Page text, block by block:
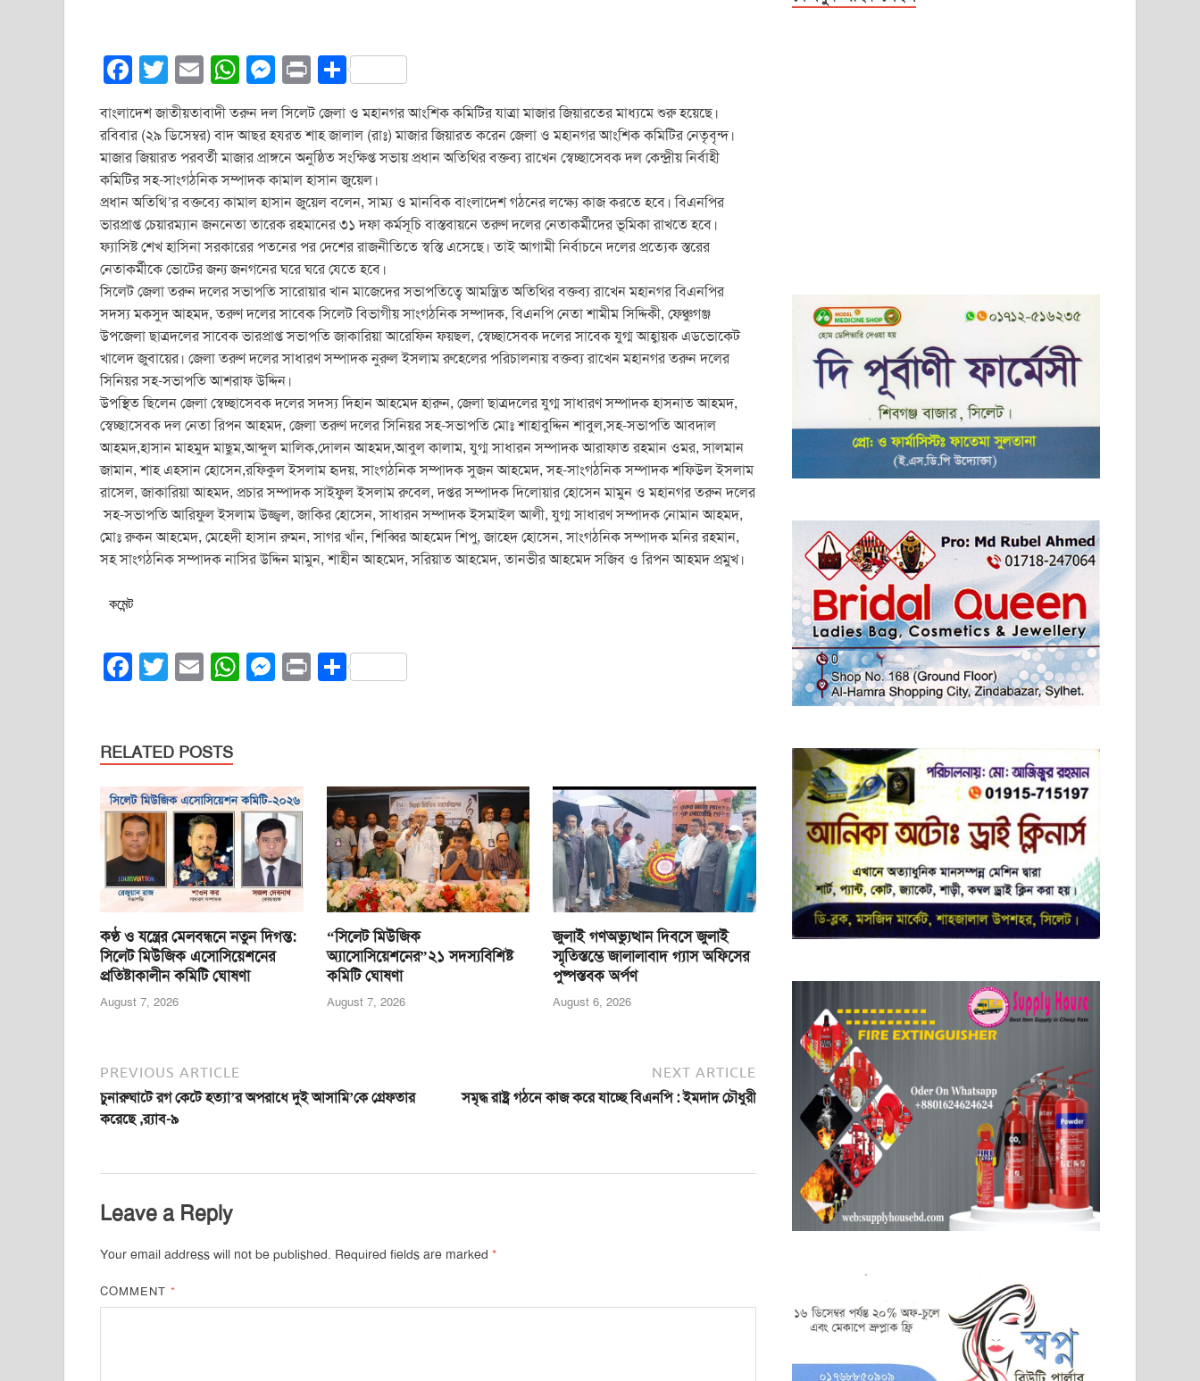
F
c
e
b
o
o
k
T
wi
tt
er
E
m
ail
W
at
s
A
p
p
M
e
ss
e
n
g
er
Pr
in
t
S
ar
e
বাংলাদেশ জাতীয়তাবাদী তরুন দল সিলেট জেলা ও মহানগর আংশিক কমিটির যাত্রা মাজার জিয়ারতের মাধ্যমে শুরু হয়েছে।
রবিবার (২৯ ডিসেম্বর) বাদ আছর হযরত শাহ জালাল (রাঃ) মাজার জিয়ারত করেন জেলা ও মহানগর আংশিক কমিটির নেতৃবৃন্দ।
মাজার জিয়ারত পরবর্তী মাজার প্রাঙ্গনে অনুষ্ঠিত সংক্ষিপ্ত সভায় প্রধান অতিথির বক্তব্য রাখেন স্বেচ্ছাসেবক দল কেন্দ্রীয় নির্বাহী
কমিটির সহ-সাংগঠনিক সম্পাদক কামাল হাসান জুয়েল।
প্রধান অতিথি’র বক্তব্যে কামাল হাসান জুয়েল বলেন, সাম্য ও মানবিক বাংলাদেশ গঠনের লক্ষ্যে কাজ করতে হবে। বিএনপির
ভারপ্রাপ্ত চেয়ারম্যান জননেতা তারেক রহমানের ৩১ দফা কর্মসূচি বাস্তবায়নে তরুণ দলের নেতাকর্মীদের ভূমিকা রাখতে হবে।
ফ্যাসিষ্ট শেখ হাসিনা সরকারের পতনের পর দেশের রাজনীতিতে স্বস্তি এসেছে। তাই আগামী নির্বাচনে দলের প্রত্যেক স্তরের
নেতাকর্মীকে ভোটের জন্য জনগনের ঘরে ঘরে যেতে হবে।
সিলেট জেলা তরুন দলের সভাপতি সারোয়ার খান মাজেদের সভাপতিত্বে আমন্ত্রিত অতিথির বক্তব্য রাখেন মহানগর বিএনপির
সদস্য মকসুদ আহমদ, তরুণ দলের সাবেক সিলেট বিভাগীয় সাংগঠনিক সম্পাদক, বিএনপি নেতা শামীম সিদ্দিকী, ফেঞ্চুগঞ্জ
উপজেলা ছাত্রদলের সাবেক ভারপ্রাপ্ত সভাপতি জাকারিয়া আরেফিন ফয়ছল, স্বেচ্ছাসেবক দলের সাবেক যুগ্ম আহ্বায়ক এডভোকেট
খালেদ জুবায়ের। জেলা তরুণ দলের সাধারণ সম্পাদক নুরুল ইসলাম রুহেলের পরিচালনায় বক্তব্য রাখেন মহানগর তরুন দলের
সিনিয়র সহ-সভাপতি আশরাফ উদ্দিন।
উপস্থিত ছিলেন জেলা স্বেচ্ছাসেবক দলের সদস্য দিহান আহমেদ হারুন, জেলা ছাত্রদলের যুগ্ম সাধারণ সম্পাদক হাসনাত আহমদ,
স্বেচ্ছাসেবক দল নেতা রিপন আহমদ, জেলা তরুণ দলের সিনিয়র সহ-সভাপতি মোঃ শাহাবুদ্দিন শাবুল,সহ-সভাপতি আবদাল
আহমদ,হাসান মাহমুদ মাছুম,আব্দুল মালিক,দোলন আহমদ,আবুল কালাম, যুগ্ম সাধারন সম্পাদক আরাফাত রহমান ওমর, সালমান
জামান, শাহ এহসান হোসেন,রফিকুল ইসলাম হৃদয়, সাংগঠনিক সম্পাদক সুজন আহমেদ, সহ-সাংগঠনিক সম্পাদক শফিউল ইসলাম
রাসেল, জাকারিয়া আহমদ, প্রচার সম্পাদক সাইফুল ইসলাম রুবেল, দপ্তর সম্পাদক দিলোয়ার হোসেন মামুন ও মহানগর তরুন দলের
সহ-সভাপতি আরিফুল ইসলাম উজ্জ্বল, জাকির হোসেন, সাধারন সম্পাদক ইসমাইল আলী, যুগ্ম সাধারণ সম্পাদক নোমান আহমদ,
মোঃ রুকন আহমেদ, মেহেদী হাসান রুমন, সাগর খাঁন, শিব্বির আহমেদ শিপু, জাহেদ হোসেন, সাংগঠনিক সম্পাদক মনির রহমান,
সহ সাংগঠনিক সম্পাদক নাসির উদ্দিন মামুন, শাহীন আহমেদ, সরিয়াত আহমেদ, তানভীর আহমেদ সজিব ও রিপন আহমদ প্রমুখ।
কমেন্ট
F
e
b
o
o
k
T
er
E
W
A
p
p
M
n
g
er
Pr S
RELATED POSTS
কণ্ঠ ও যন্ত্রের মেলবন্ধনে নতুন দিগন্ত:
সিলেট মিউজিক এসোসিয়েশনের
প্রতিষ্টাকালীন কমিটি ঘোষণা
August 7, 2026
“সিলেট মিউজিক
অ্যাসোসিয়েশনের”২১ সদস্যবিশিষ্ট
কমিটি ঘোষণা
August 7, 2026
জুলাই গণঅভ্যুত্থান দিবসে জুলাই
স্মৃতিস্তম্ভে জালালাবাদ গ্যাস অফিসের
পুষ্পস্তবক অর্পণ
August 6, 2026
PREVIOUS ARTICLE
চুনারুঘাটে রগ কেটে হত্যা’র অপরাধে দুই আসামি’কে গ্রেফতার
করেছে ,র‍্যাব-৯
NEXT ARTICLE
সমৃদ্ধ রাষ্ট্র গঠনে কাজ করে যাচ্ছে বিএনপি : ইমদাদ চৌধুরী
Leave a Reply
Your email address will not be published. Required fields are marked *
COMMENT*